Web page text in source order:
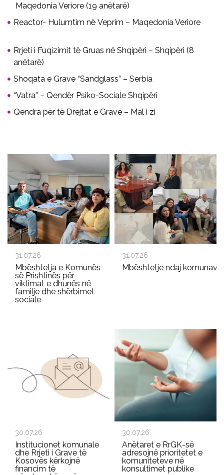
Maqedonia Veriore (19 anëtarë)
Reactor- Hulumtim në Veprim – Maqedonia Veriore
Rrjeti i Fuqizimit të Gruas në Shqipëri – Shqipëri (8
anëtarë)
Shoqata e Grave “Sandglass” – Serbia
“Vatra” – Qendër Psiko-Sociale Shqipëri
Qendra për të Drejtat e Grave – Mal i zi
31.07.26
Mbështetja e Komunës
së Prishtinës për
viktimat e dhunës në
familje dhe shërbimet
sociale
31.07.26
Mbështetje ndaj
30.07.26
Institucionet komunale
dhe Rrjeti i Grave të
Kosovës kërkojnë
financim të
30.07.26
Anëtaret e RrGK-së
adresojnë prioritetet e
komuniteteve në
konsultimet publike